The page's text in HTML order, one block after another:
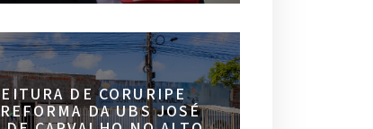
DE CORURIPE
DA UBS JOSÉ